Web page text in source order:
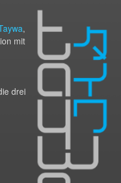
,
mit
drei